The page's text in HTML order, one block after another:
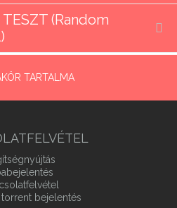
(Random
TARTALMA
torrent bejelentés